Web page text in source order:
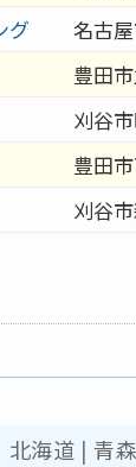
グ
名古
豊田
刈谷
豊田
刈谷
北海道 |青森